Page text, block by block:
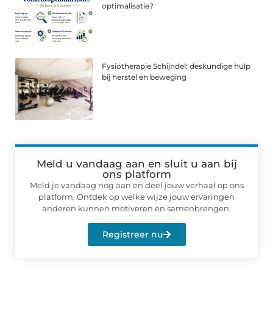
optimalisatie?
Fysiotherapie Schijndel: deskundige hulp
bij herstel en beweging
Meld u vandaag aan en sluit u aan bij
ons platform
Meld je vandaag nog aan en deel jouw verhaal op ons
platform. Ontdek op welke wijze jouw ervaringen
anderen kunnen motiveren en samenbrengen.
Registreer nu